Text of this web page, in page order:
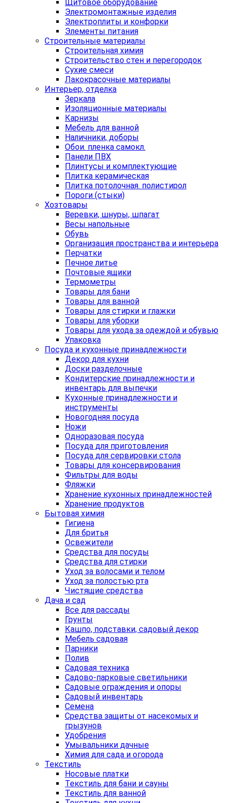
Щитовое оборудование
Электромонтажные изделия
Электроплиты и конфорки
Элементы питания
Строительные материалы
Строительная химия
Строительство стен и перегородок
Сухие смеси
Лакокрасочные материалы
Интерьер, отделка
Зеркала
Изоляционные материалы
Карнизы
Мебель для ванной
Наличники, доборы
Обои. пленка самокл.
Панели ПВХ
Плинтусы и комплектующие
Плитка керамическая
Плитка потолочная. полистирол
Пороги (стыки)
Хозтовары
Веревки, шнуры, шпагат
Весы напольные
Обувь
Организация пространства и интерьера
Перчатки
Печное литье
Почтовые ящики
Термометры
Товары для бани
Товары для ванной
Товары для стирки и глажки
Товары для уборки
Товары для ухода за одеждой и обувью
Упаковка
Посуда и кухонные принадлежности
Декор для кухни
Доски разделочные
Кондитерские принадлежности и
инвентарь для выпечки
Кухонные принадлежности и
инструменты
Новогодняя посуда
Ножи
Одноразовая посуда
Посуда для приготовления
Посуда для сервировки стола
Товары для консервирования
Фильтры для воды
Фляжки
Хранение кухонных принадлежностей
Хранение продуктов
Бытовая химия
Гигиена
Для бритья
Освежители
Средства для посуды
Средства для стирки
Уход за волосами и телом
Уход за полостью рта
Чистящие средства
Дача и сад
Все для рассады
Грунты
Кашпо, подставки, садовый декор
Мебель садовая
Парники
Полив
Садовая техника
Садово-парковые светильники
Садовые ограждения и опоры
Садовый инвентарь
Семена
Средства защиты от насекомых и
грызунов
Удобрения
Умывальники дачные
Химия для сада и огорода
Текстиль
Носовые платки
Текстиль для бани и сауны
Текстиль для ванной